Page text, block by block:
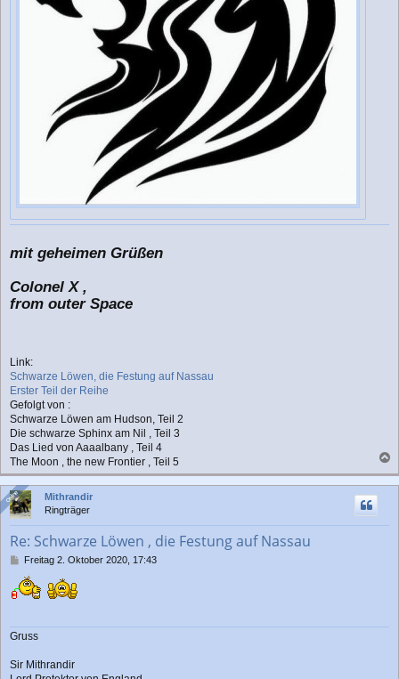
mit geheimen Grüßen
Colonel X ,
from outer Space
Link:
Schwarze Löwen, die Festung auf Nassau
Erster Teil der Reihe
Gefolgt von :
Schwarze Löwen am Hudson, Teil 2
Die schwarze Sphinx am Nil , Teil 3
Das Lied von Aaaalbany , Teil 4
The Moon , the new Frontier , Teil 5
a
c
Mithrandir
Ringträger
Re: Schwarze Löwen , die Festung auf Nassau
B
i
a
g
Freitag 2. Oktober 2020, 17:43
Gruss
Sir Mithrandir
Online
Online